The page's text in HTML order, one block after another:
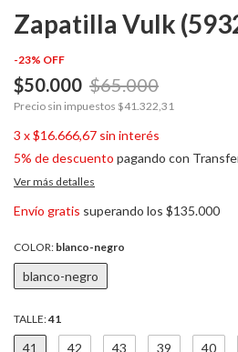
Zapatilla Vulk
-23% OFF
$50.000 $65.000
Precio sin impuestos $41.322,31
3 x$16.666,67 sin interés
5% de descuento pagando con
Ver más detalles
Envío gratis superando los $135.000
COLOR: blanco-negro
blanco-negro
TALLE:41
41 42 43 39 40